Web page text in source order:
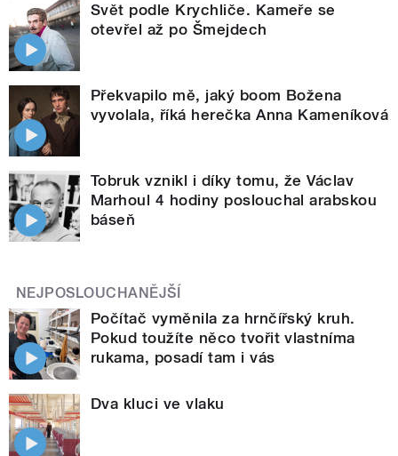
Svět podle Krychliče. Kameře se
otevřel až po Šmejdech
Překvapilo mě, jaký boom Božena
vyvolala, říká herečka Anna Kameníková
Tobruk vznikl i díky tomu, že Václav
Marhoul 4 hodiny poslouchal arabskou
báseň
NEJPOSLOUCHANĚJŠÍ
Počítač vyměnila za hrnčířský kruh.
Pokud toužíte něco tvořit vlastníma
rukama, posadí tam i vás
Dva kluci ve vlaku